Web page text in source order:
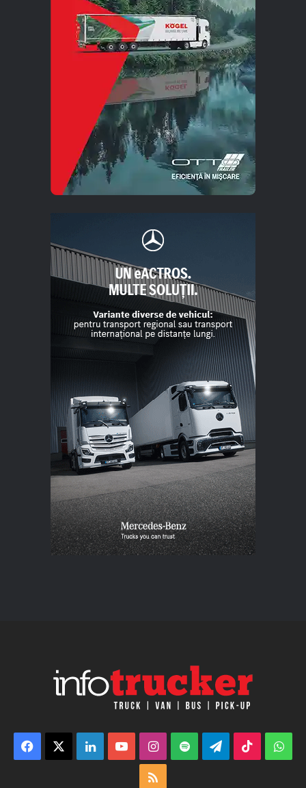
Facebook LinkedInYouTubeInstagram
Spotify TelegramTikTok